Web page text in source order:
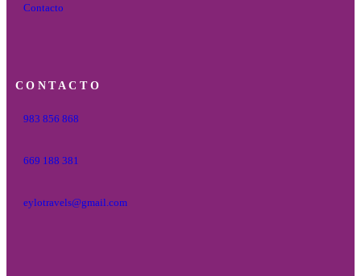
Contacto
CONTACTO
983 856 868
669 188 381
eylotravels@gmail.com